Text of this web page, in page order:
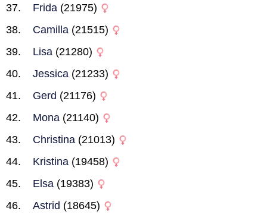
Frida (21975)
Camilla (21515)
Lisa (21280)
Jessica (21233)
Gerd (21176)
Mona (21140)
Christina (21013)
Kristina (19458)
Elsa (19383)
Astrid (18645)